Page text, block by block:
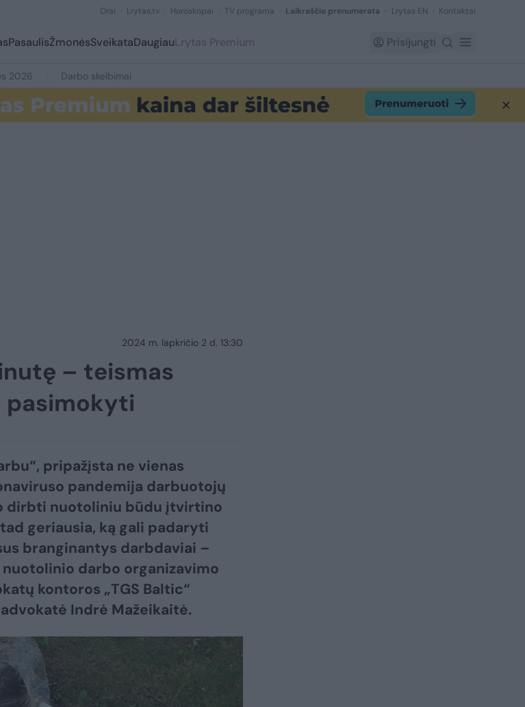
Orai Lrytas.tv Horoskopai TV programa Laikraščio prenumerata Lrytas EN Kontaktai
PasaulisŽmonėsSveikataDaugiauLrytas Premium Prisijungti
2026 Darbo skelbimai
2024 m. lapkričio 2 d. 13:30
– teismas
pasimokyti
pripažįsta ne vienas
pandemija darbuotojų
dirbti nuotoliniu būdu įtvirtino
geriausia, ką gali padaryti
branginantys darbdaviai –
darbo organizavimo
kontoros „TGS Baltic“
Indrė Mažeikaitė.